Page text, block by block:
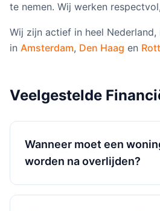
te nemen. Wij werken
Wij zijn actief in heel
in Amsterdam, Den Haag en
Veelgestelde
Wanneer moet een
worden na overlijden?